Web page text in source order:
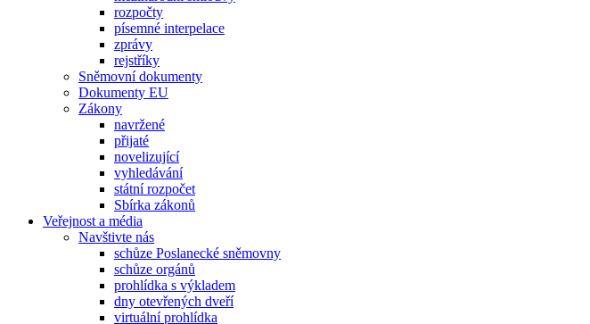
rozpočty
písemné interpelace
zprávy
rejstříky
Sněmovní dokumenty
Dokumenty EU
Zákony
navržené
přijaté
novelizující
vyhledávání
státní rozpočet
Sbírka zákonů
Veřejnost a média
Navštivte nás
schůze Poslanecké sněmovny
schůze orgánů
prohlídka s výkladem
dny otevřených dveří
virtuální prohlídka